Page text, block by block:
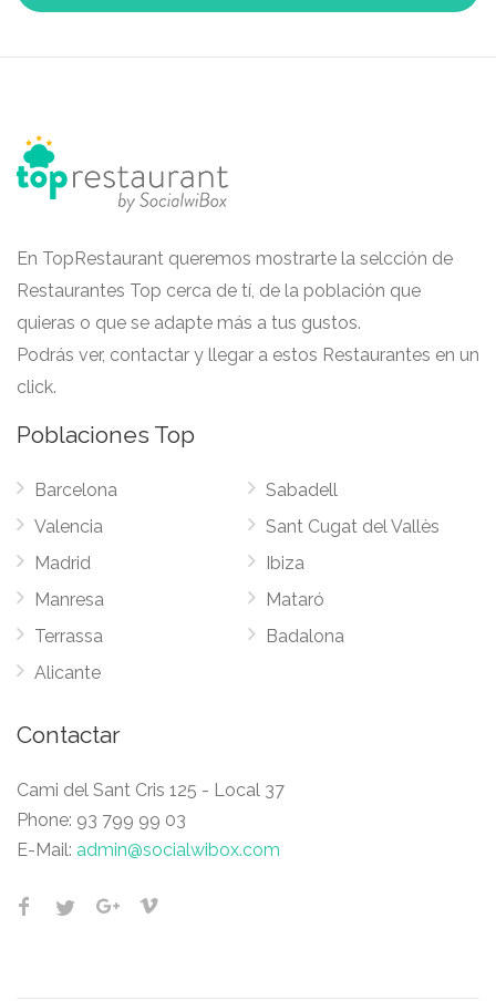
En TopRestaurant queremos mostrarte la selcción de
Restaurantes Top cerca de tí, de la población que
quieras o que se adapte más a tus gustos.
Podrás ver, contactar y llegar a estos Restaurantes en un
click.
Poblaciones Top
Barcelona
Valencia
Madrid
Manresa
Terrassa
Alicante
Sabadell
Sant Cugat del Vallès
Ibiza
Mataró
Badalona
Contactar
Cami del Sant Cris 125 - Local 37
Phone: 93 799 99 03
E-Mail: admin@socialwibox.com